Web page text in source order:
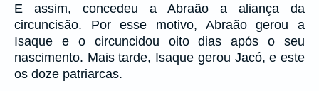
E assim, concedeu a Abraão a aliança da
circuncisão. Por esse motivo, Abraão gerou a
Isaque e o circuncidou oito dias após o seu
nascimento. Mais tarde, Isaque gerou Jacó, e este
os doze patriarcas.